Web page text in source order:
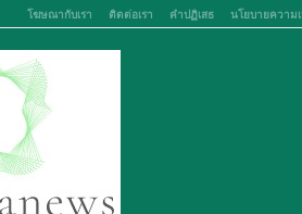
โฆษณากับเรา ติดต่อเรา คำปฏิเสธ นโยบายความ